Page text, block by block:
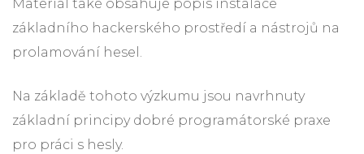
Materiál také obsahuje popis instalace
základního hackerského prostředí a nástrojů na
prolamování hesel.
Na základě tohoto výzkumu jsou navrhnuty
základní principy dobré programátorské praxe
pro práci s hesly.